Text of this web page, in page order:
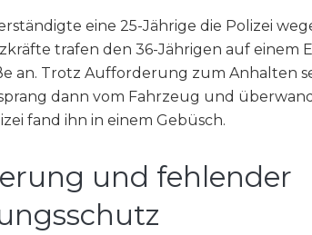
eine 25-Jährige die Polizei
trafen den 36-Jährigen auf einem
an. Trotz Aufforderung zum Anhalten
dann vom Fahrzeug und
fand ihn in einem Gebüsch.
und fehlender